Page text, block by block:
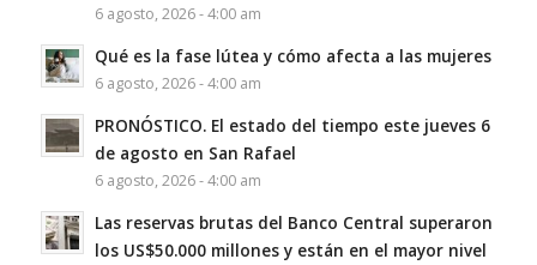
6 agosto, 2026 - 4:00 am
Qué es la fase lútea y cómo afecta a las mujeres
6 agosto, 2026 - 4:00 am
PRONÓSTICO. El estado del tiempo este jueves 6
de agosto en San Rafael
6 agosto, 2026 - 4:00 am
Las reservas brutas del Banco Central superaron
los US$50.000 millones y están en el mayor nivel